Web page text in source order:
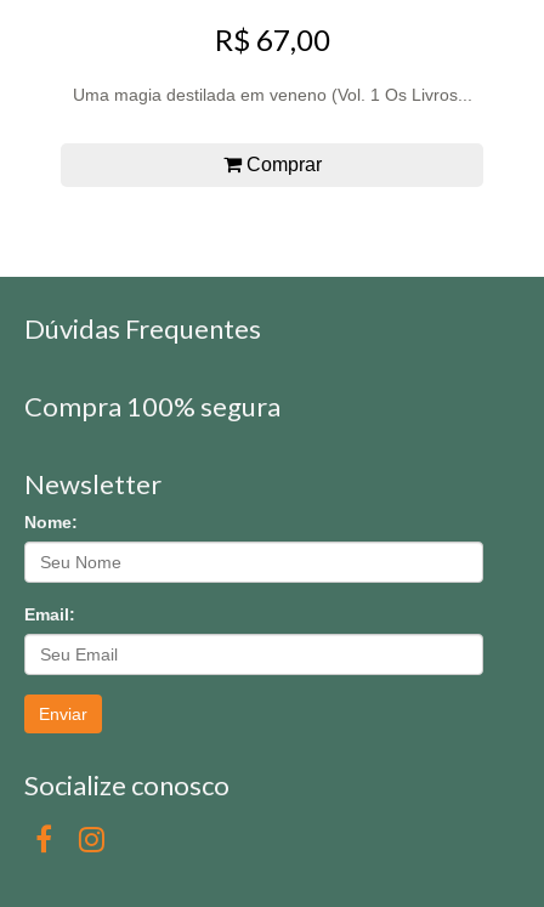
R$ 67,00
Uma magia destilada em veneno (Vol. 1 Os Livros...
Comprar
Dúvidas Frequentes
Compra 100% segura
Newsletter
Nome:
Email:
Enviar
Socialize conosco